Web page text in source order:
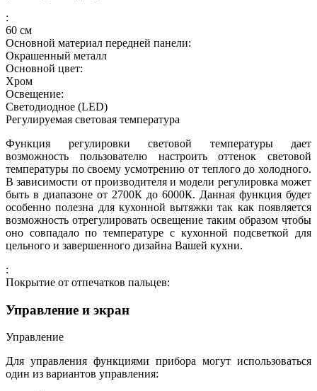
:
60 см
Основной материал передней панели:
Окрашенный металл
Основной цвет:
Хром
Освещение:
Светодиодное (LED)
Регулируемая световая температура
Функция регулировки световой температуры дает
возможность пользователю настроить оттенок световой
температуры по своему усмотрению от теплого до холодного.
В зависимости от производителя и модели регулировка может
быть в диапазоне от 2700К до 6000К. Данная функция будет
особенно полезна для кухонной вытяжки так как появляется
возможность отрегулировать освещение таким образом чтобы
оно совпадало по температуре с кухонной подсветкой для
цельного и завершенного дизайна Вашей кухни.
:
Покрытие от отпечатков пальцев:
Управление и экран
Управление
Для управления функциями прибора могут использоваться
один из вариантов управления: